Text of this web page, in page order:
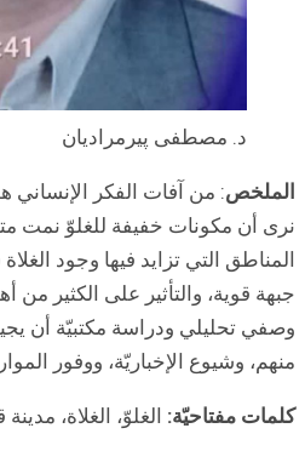
د. مصطفى پيرمراديان
الملخص: من آفات الفكر الإنساني
نری أن مكونات خفيفة للغلوّ نمت
المناطق التي تزايد فيها وجود
جبهة قوية، والتأثير على الكثير
وصفي تحليلي ودراسة مكتبيّة أن
منهم، وشيوع الإخباريّة، ووفور
كلمات مفتاحيّة: الغلوّ، الغلاة،